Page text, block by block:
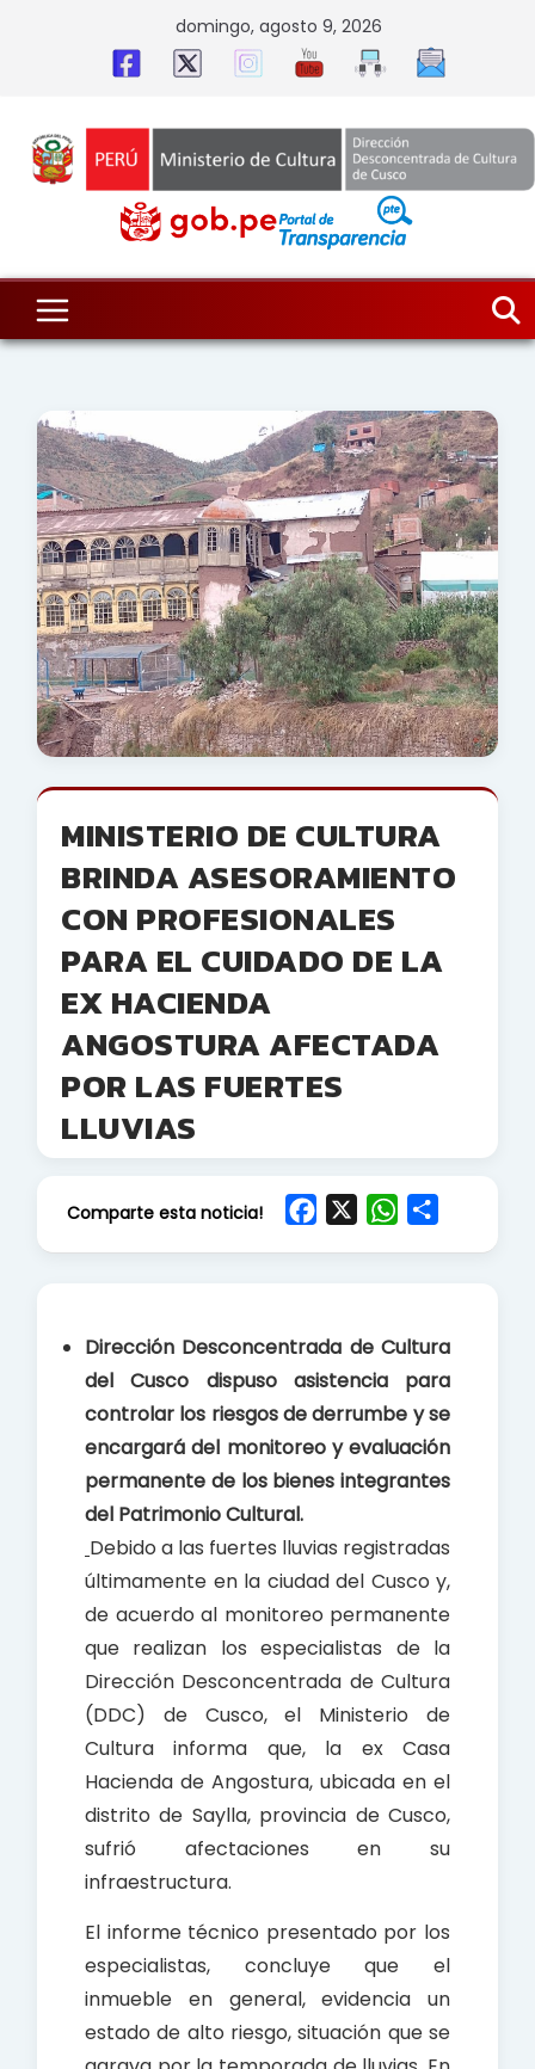
domingo, agosto 9, 2026
MINISTERIO DE CULTURA
BRINDA ASESORAMIENTO
CON PROFESIONALES
PARA EL CUIDADO DE LA
EX HACIENDA
ANGOSTURA AFECTADA
POR LAS FUERTES
LLUVIAS
Comparte esta noticia!
b
o
k
W
p
p
Dirección Desconcentrada de Cultura
del Cusco dispuso asistencia para
controlar los riesgos de derrumbe y se
encargará del monitoreo y evaluación
permanente de los bienes integrantes
del Patrimonio Cultural.
Debido a las fuertes lluvias registradas
últimamente en la ciudad del Cusco y,
de acuerdo al monitoreo permanente
que realizan los especialistas de la
Dirección Desconcentrada de Cultura
(DDC) de Cusco, el Ministerio de
Cultura informa que, la ex Casa
Hacienda de Angostura, ubicada en el
distrito de Saylla, provincia de Cusco,
sufrió afectaciones en su
infraestructura.
El informe técnico presentado por los
especialistas, concluye que el
inmueble en general, evidencia un
estado de alto riesgo, situación que se